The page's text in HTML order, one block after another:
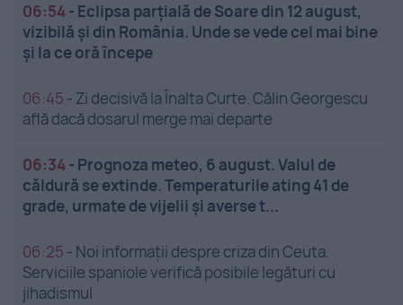
06:54- Eclipsa parțială de Soare din 12 august,
vizibilă și din România. Unde se vede cel mai bine
și la ce oră începe
06:45 - Zi decisivă la Înalta Curte. Călin Georgescu
află dacă dosarul merge mai departe
06:34- Prognoza meteo, 6 august. Valul de
căldură se extinde. Temperaturile ating 41 de
grade, urmate de vijelii și averse t...
06:25 - Noi informații despre criza din Ceuta.
Serviciile spaniole verifică posibile legături cu
jihadismul